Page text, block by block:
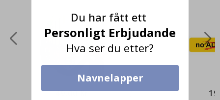
49,00 Kr
Du har fått ett
Personligt Erbjudande
Hva ser du etter?
Navnelapper